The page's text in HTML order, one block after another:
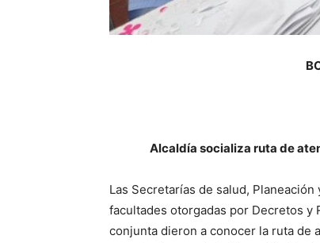
Alcaldía socializa ruta de
Las Secretarías de salud,
facultades otorgadas por Decretos y
conjunta dieron a conocer la ruta de